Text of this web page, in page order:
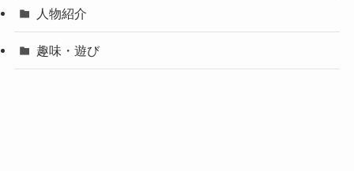
人物紹介
趣味・遊び